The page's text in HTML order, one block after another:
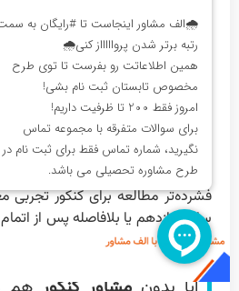
سوالات متداول
بهترین زمان برای شروع
تجربی کی است؟
داوطلبان پایه دهم و یازدهم
پایه و آشنایی تدریجی با تست‌زنی را
فشرده‌تر مطالعه برای کنکور تجربی
سال دوازدهم یا بلافاصله پس از
برای دانش‌آموزان و پشت کنکوری‌ها